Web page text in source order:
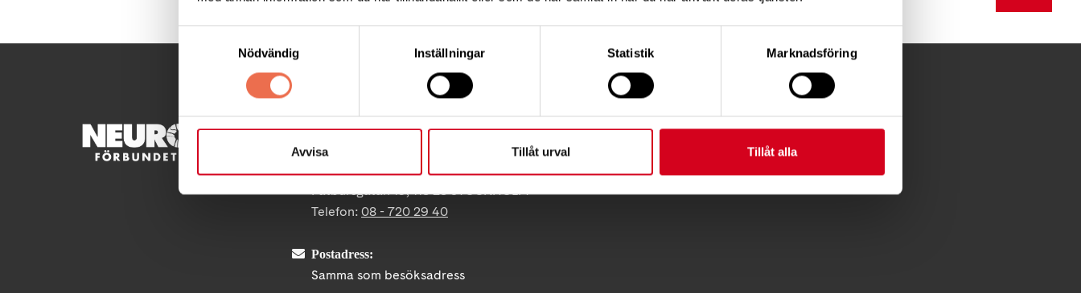
Nödvändig
Inställningar Statistik Marknadsföring
Avvisa Tillåt urval Tillåt alla
KONTAKT
Fatbursgatan 19, 118 28 STOCKHOLM
Telefon: 08 - 720 29 40
Postadress:
Samma som besöksadress